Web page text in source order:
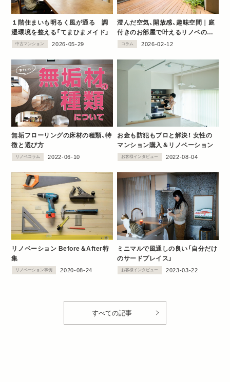
１階住まいも明るく風が通る 調
湿環境を整える「てまひまメイド」
中古マンション 2026-05-29
澄んだ空気、開放感、趣味空間｜庭
付きのお部屋で叶えるリノベの秘
訣コラム 2026-02-12
無垢フローリングの床材の種類、特
徴と選び方
リノベコラム 2022-06-10
お金も防犯もプロと解決！ 女性の
マンション購入＆リノベーション
お客様インタビュー 2022-08-04
リノベーション Before＆After特
集
リノベーション事例 2020-08-24
ミニマルで風通しの良い「自分だけ
のサードプレイス」
お客様インタビュー 2023-03-22
すべての記事